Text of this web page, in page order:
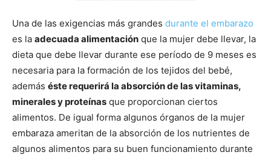
Una de las exigencias más grandes durante el embarazo
es la adecuada alimentación que la mujer debe llevar, la
dieta que debe llevar durante ese período de 9 meses es
necesaria para la formación de los tejidos del bebé,
además éste requerirá la absorción de las vitaminas,
minerales y proteínas que proporcionan ciertos
alimentos. De igual forma algunos órganos de la mujer
embaraza ameritan de la absorción de los nutrientes de
algunos alimentos para su buen funcionamiento durante